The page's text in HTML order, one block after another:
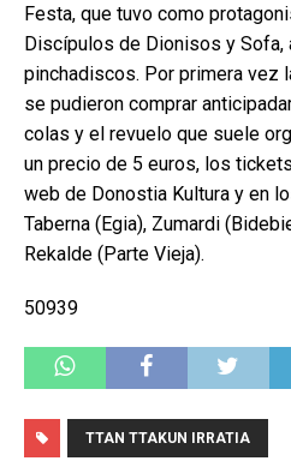
Festa, que tuvo como
Discípulos de Dionisos y Sofa,
pinchadiscos. Por primera vez
se pudieron comprar
colas y el revuelo que suele
un precio de 5 euros, los
web de Donostia Kultura y en
Taberna (Egia), Zumardi
Rekalde (Parte Vieja).
50939
TTAN TTAKUN IRRATIA